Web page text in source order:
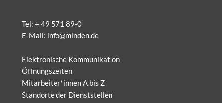
Tel: + 49 571 89-0
E-Mail: info@minden.de
Elektronische Kommunikation
Öffnungszeiten
Mitarbeiter*innen A bis Z
Standorte der Dienststellen